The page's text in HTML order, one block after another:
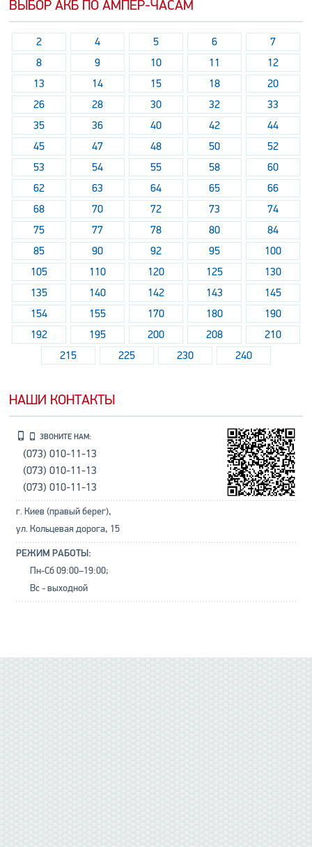
ВЫБОР АКБ ПО АМПЕР-ЧАСАМ
2 4 5 6
7
8
9 10 11
12
13
14 15 18
20
26
28 30 32
33
35
36 40 42
44
45
47 48 50
52
53
54 55 58
60
62
63 64 65
66
68
70 72 73
74
75
77 78 80
84
85
90 92 95
100
105
110 120 125
130
135
140 142 143
145
154
155 170 180
190
192
195 200 208
210
215
225 230 240
НАШИ КОНТАКТЫ
ЗВОНИТЕ НАМ:
(073) 010-11-13
(073) 010-11-13
(073) 010-11-13
г. Киев (правый берег),
ул. Кольцевая дорога, 15
РЕЖИМ РАБОТЫ:
Пн-Сб 09:00–19:00;
Вс - выходной